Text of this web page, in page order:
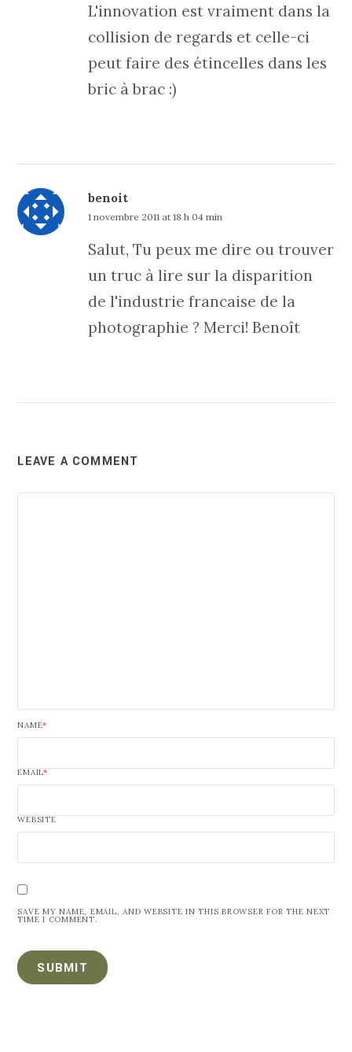
L'innovation est vraiment dans la
collision de regards et celle-ci
peut faire des étincelles dans les
bric à brac :)
benoit
1 novembre 2011 at 18 h 04 min
Salut, Tu peux me dire ou trouver
un truc à lire sur la disparition
de l'industrie francaise de la
photographie ? Merci! Benoît
LEAVE A COMMENT
NAME*
EMAIL*
WEBSITE
SAVE MY NAME, EMAIL, AND WEBSITE IN THIS BROWSER FOR THE NEXT
TIME I COMMENT.